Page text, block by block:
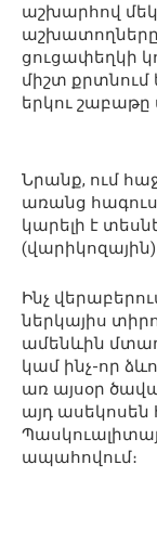
աշխարհով
ցուցափեղկի
միշտ քրտնում
երկու շաբաթը
Նրանք, ում
առանց
կարելի է
Ինչ
ներկայիս
ամենևին
կամ ինչ-որ
առ այսօր
այդ
ապահովում։